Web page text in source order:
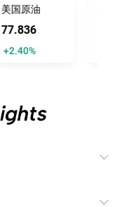
美国原油
77.834
+2.40%